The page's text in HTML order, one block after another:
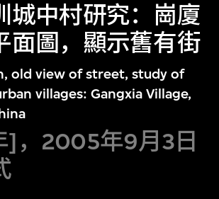
城中村研究：崗廈
面圖，顯示舊有街
old view of street, study of
villages: Gangxia Village,
，2005年9月3日